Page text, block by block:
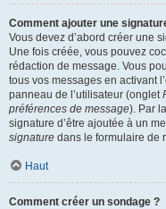
Comment ajouter une
Vous devez d’abord créer une
Une fois créée, vous pouvez
rédaction de message. Vous
tous vos messages en activant
panneau de l’utilisateur (onglet
préférences de message). Par
signature d’être ajoutée à un
signature dans le formulaire de
Haut
Comment créer un sondage ?